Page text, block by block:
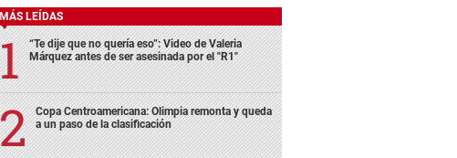
MÁS LEÍDAS
“Te dije que no quería eso”: Video de Valeria
Márquez antes de ser asesinada por el "R1"
Copa Centroamericana: Olimpia remonta y queda
a un paso de la clasificación